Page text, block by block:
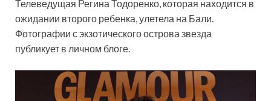
Телеведущая Регина Тодоренко, которая находится в
ожидании второго ребенка, улетела на Бали.
Фотографии с экзотического острова звезда
публикует в личном блоге.